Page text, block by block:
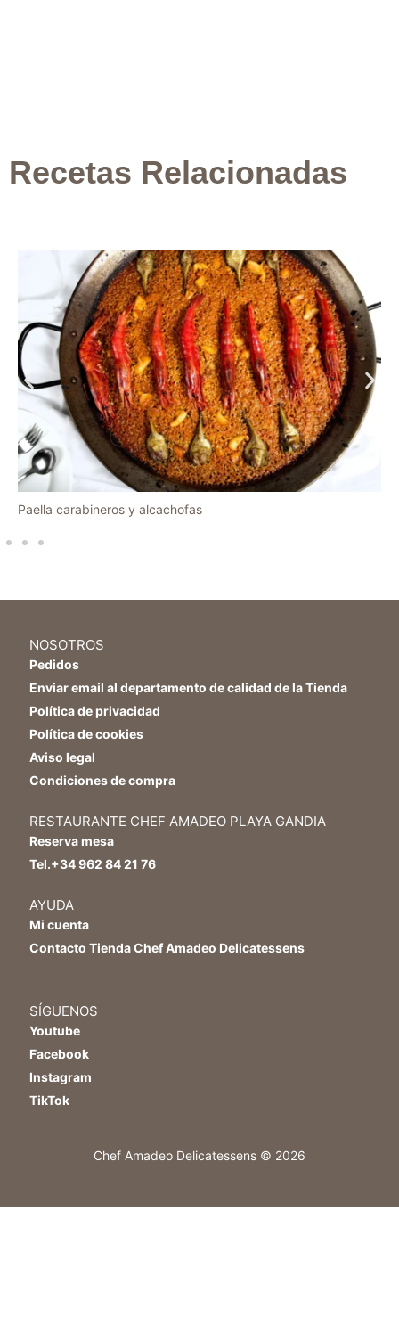
Recetas Relacionadas
Paella carabineros y alcachofas
NOSOTROS
Pedidos
Enviar email al departamento de calidad de la Tienda
Política de privacidad
Política de cookies
Aviso legal
Condiciones de compra
RESTAURANTE CHEF AMADEO PLAYA GANDIA
Reserva mesa
Tel.+34 962 84 21 76
AYUDA
Mi cuenta
Contacto Tienda Chef Amadeo Delicatessens
SÍGUENOS
Youtube
Facebook
Instagram
TikTok
Chef Amadeo Delicatessens © 2026